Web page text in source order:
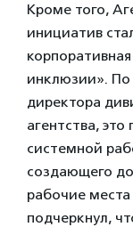
Кроме того,
инициатив
инклюзии». По
директора
агентства,
системной
создающего
рабочие
подчеркнул,